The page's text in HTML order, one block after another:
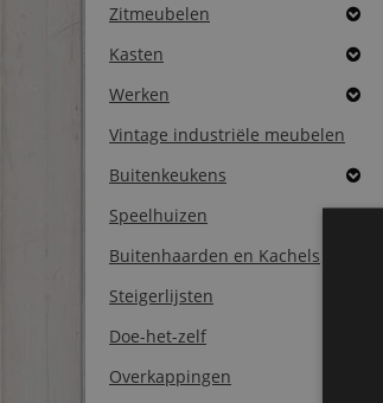
Zitmeubelen
Kasten
Werken
Vintage industriële meubelen
Buitenkeukens
Speelhuizen
Buitenhaarden en Kachels
Steigerlijsten
Doe-het-zelf
Overkappingen